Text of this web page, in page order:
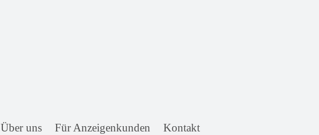
Über uns Für Anzeigenkunden Kontakt